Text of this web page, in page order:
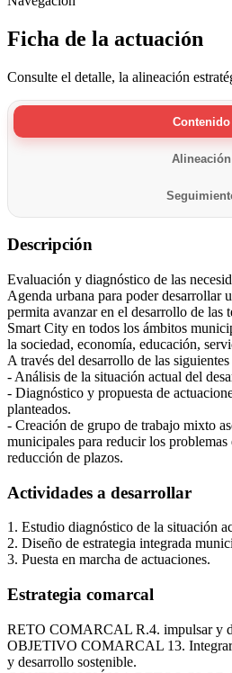
Ficha de la actuación
Consulte el detalle, la alineación
Contenido
Alineación
Descripción
Evaluación y diagnóstico de las
Agenda urbana para poder desarrollar
permita avanzar en el desarrollo de las
Smart City en todos los ámbitos
la sociedad, economía, educación,
A través del desarrollo de las siguientes
- Análisis de la situación actual del
- Diagnóstico y propuesta de
planteados.
- Creación de grupo de trabajo mixto
municipales para reducir los
reducción de plazos.
Actividades a desarrollar
1. Estudio diagnóstico de la situación
2. Diseño de estrategia integrada
3. Puesta en marcha de actuaciones.
Estrategia comarcal
RETO COMARCAL R.4. impulsar y
OBJETIVO COMARCAL 13. Integrar
y desarrollo sostenible.